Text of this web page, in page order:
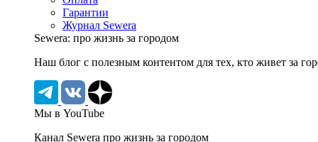
Гарантии
Журнал Sewera
Sewera: про жизнь за городом
Наш блог c полезным контентом для тех, кто живет за
Мы в YouTube
Канал Sewera про жизнь за городом